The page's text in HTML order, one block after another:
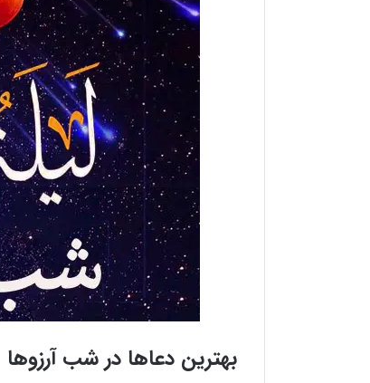
بهترین دعاها در شب آرزوها